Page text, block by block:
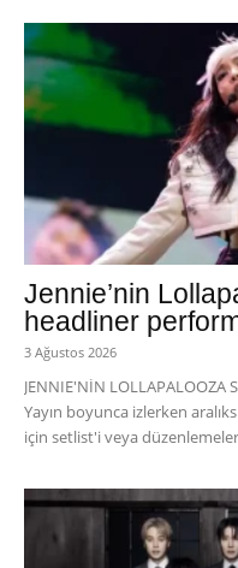
Jennie’nin
headliner
3 Ağustos 2026
JENNIE'NİN LOLLAPALOOZA
Yayın boyunca izlerken
için setlist'i veya